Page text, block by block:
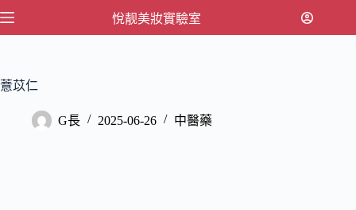
跳
內
悅靓美妝實驗室
薏苡仁
G長 2025-06-26 中醫藥